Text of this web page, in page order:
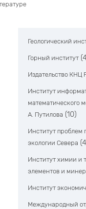
Геологический
Горный институт
Издательство КНЦ
Институт
математического
А. Путилова (10)
Институт
экологии Севера
Институт химии и
элементов и
Институт
Международный